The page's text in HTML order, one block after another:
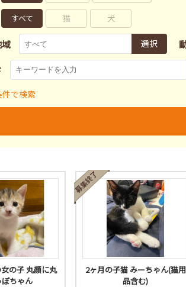
すべて 猫 犬
選択
里親募集
で検索
の子 丸顔に丸
ちゃん
2ヶ月の子猫 みーちゃん(猫用
品含む)